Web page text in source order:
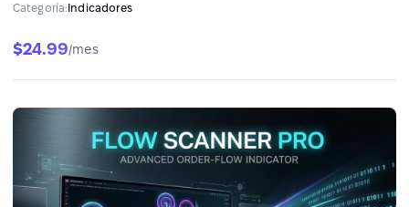
anatomia de la vela. Compatible con ATAS Classic y X.
Categoría:Indicadores
$24.99/mes